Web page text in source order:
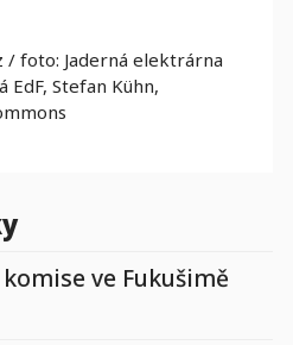
/ foto: Jaderná elektrárna
Stefan Kühn,
ve Fukušimě